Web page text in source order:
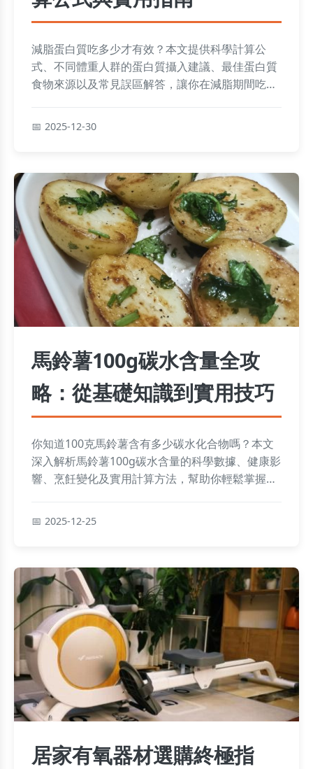
減脂蛋白質吃多少才有效？本文提供科學計算公
式、不同體重人群的蛋白質攝入建議、最佳蛋白質
食物來源以及常見誤區解答，讓你在減脂期間吃對
2025-12-30
馬鈴薯100g碳水含量全攻
略：從基礎知識到實用技巧
你知道100克馬鈴薯含有多少碳水化合物嗎？本文
深入解析馬鈴薯100g碳水含量的科學數據、健康影
響、烹飪變化及實用計算方法，幫助你輕鬆掌握飲
2025-12-25
居家有氧器材選購終極指